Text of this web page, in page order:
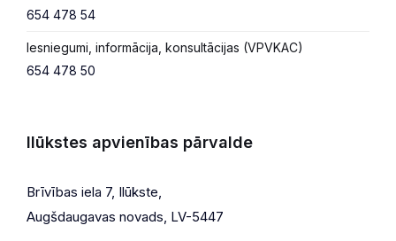
654 478 54
Iesniegumi, informācija, konsultācijas (VPVKAC)
654 478 50
Ilūkstes apvienības pārvalde
Brīvības iela 7, Ilūkste,
Augšdaugavas novads, LV-5447